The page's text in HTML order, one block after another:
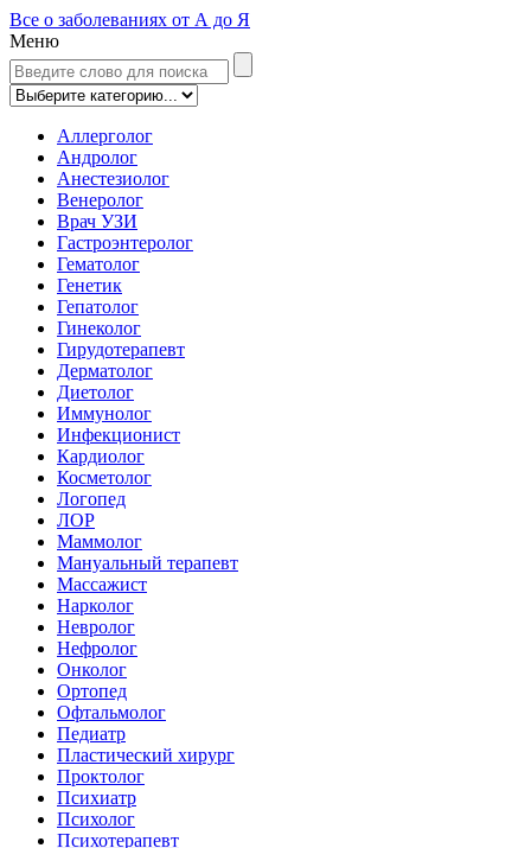
Все о заболеваниях от А до Я
Меню
Аллерголог
Андролог
Анестезиолог
Венеролог
Врач УЗИ
Гастроэнтеролог
Гематолог
Генетик
Гепатолог
Гинеколог
Гирудотерапевт
Дерматолог
Диетолог
Иммунолог
Инфекционист
Кардиолог
Косметолог
Логопед
ЛОР
Маммолог
Мануальный терапевт
Массажист
Нарколог
Невролог
Нефролог
Онколог
Ортопед
Офтальмолог
Педиатр
Пластический хирург
Проктолог
Психиатр
Психолог
Психотерапевт